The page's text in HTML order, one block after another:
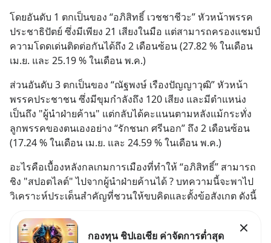
โดยอันดับ 1 ตกเป็นของ “อภิสิทธิ์ เวชชาชีวะ” หัวหน้าพรรค
ประชาธิปัตย์ ซึ่งมีเพียง 21 เสียงในมือ แต่สามารถครองแชมป์
ความโดดเด่นติดต่อกันได้ถึง 2 เดือนซ้อน (27.82 % ในเดือน
เม.ย. และ 25.19 % ในเดือน พ.ค.)
ส่วนอันดับ 3 ตกเป็นของ “ณัฐพงษ์ เรืองปัญญาวุฒิ” หัวหน้า
พรรคประชาชน ซึ่งมีขุมกำลังถึง 120 เสียง และมีตำแหน่ง
เป็นถึง "ผู้นำฝ่ายค้าน" แต่กลับได้คะแนนตามหลังแม้กระทั่ง
ลูกพรรคของตนเองอย่าง “รักชนก ศรีนอก” ถึง 2 เดือนซ้อน
(17.24 % ในเดือน เม.ย. และ 24.59 % ในเดือน พ.ค.)
อะไรคือเบื้องหลังกลเกมการเมืองที่ทำให้ “อภิสิทธิ์” สามารถ
ชิง "สปอตไลต์" ไปจากผู้นำฝ่ายค้านได้ ? บทความนี้จะพาไป
วิเคราะห์ประเด็นสำคัญที่ชวนให้ขบคิดและตั้งข้อสังเกต ดังนี้
กองทุน ชิปเอเชีย ค่าจัดการต่ำสุด